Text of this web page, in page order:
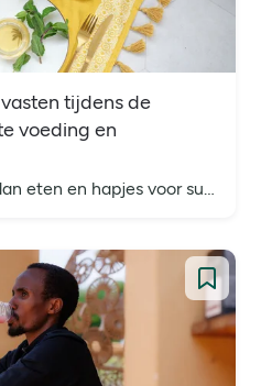
tijdens de
voeding en
Ontdek het beste ramadan eten en hapjes voor suhoor en iftar om zo optimaal voorbereid te zijn op de vastenperiode.